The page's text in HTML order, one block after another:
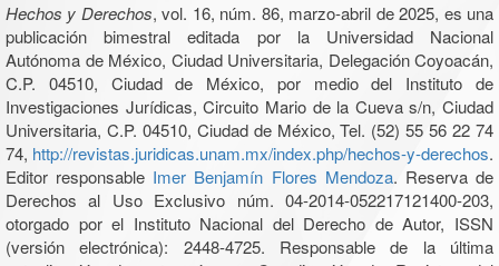
Hechos y Derechos, vol. 16, núm. 86, marzo-abril de 2025, es una
publicación bimestral editada por la Universidad Nacional
Autónoma de México, Ciudad Universitaria, Delegación Coyoacán,
C.P. 04510, Ciudad de México, por medio del Instituto de
Investigaciones Jurídicas, Circuito Mario de la Cueva s/n, Ciudad
Universitaria, C.P. 04510, Ciudad de México, Tel. (52) 55 56 22 74
74, http://revistas.juridicas.unam.mx/index.php/hechos-y-derechos.
Editor responsable Imer Benjamín Flores Mendoza. Reserva de
Derechos al Uso Exclusivo núm. 04-2014-052217121400-203,
otorgado por el Instituto Nacional del Derecho de Autor, ISSN
(versión electrónica): 2448-4725. Responsable de la última